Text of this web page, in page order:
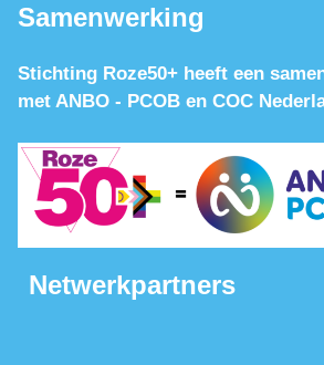
Samenwerking
Stichting Roze50+ heeft een
met ANBO - PCOB en COC
Netwerkpartners